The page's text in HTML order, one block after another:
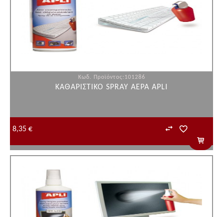
Κωδ. Προϊόντος:101286
ΚΑΘΑΡΙΣΤΙΚΟ SPRAY ΑΕΡΑ APLI
8,35 €